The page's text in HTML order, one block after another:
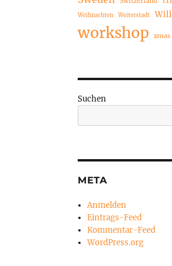
Weihnachten Weiterstadt
workshop xmas
Suchen
META
Anmelden
Eintrags-Feed
Kommentar-Feed
WordPress.org